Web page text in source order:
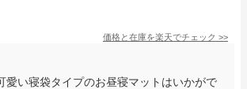
価格と在庫を楽天でチェック >>
愛い寝袋タイプのお昼寝マットはいかがで